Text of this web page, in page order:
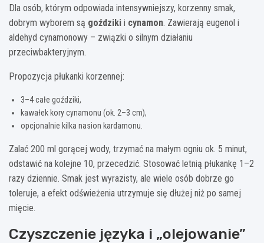
Dla osób, którym odpowiada intensywniejszy, korzenny smak,
dobrym wyborem są goździki i cynamon. Zawierają eugenol i
aldehyd cynamonowy – związki o silnym działaniu
przeciwbakteryjnym.
Propozycja płukanki korzennej:
3–4 całe goździki,
kawałek kory cynamonu (ok. 2–3 cm),
opcjonalnie kilka nasion kardamonu.
Zalać 200 ml gorącej wody, trzymać na małym ogniu ok. 5 minut,
odstawić na kolejne 10, przecedzić. Stosować letnią płukankę 1–2
razy dziennie. Smak jest wyrazisty, ale wiele osób dobrze go
toleruje, a efekt odświeżenia utrzymuje się dłużej niż po samej
mięcie.
Czyszczenie języka i „olejowanie”